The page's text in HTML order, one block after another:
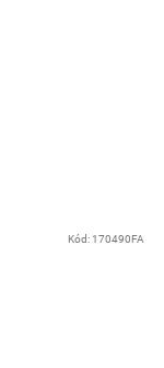
Kód: 170490FA